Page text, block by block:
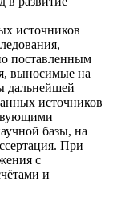
источников
поставленным
выносимые на
дальнейшей
источников
базы, на
При
с
и